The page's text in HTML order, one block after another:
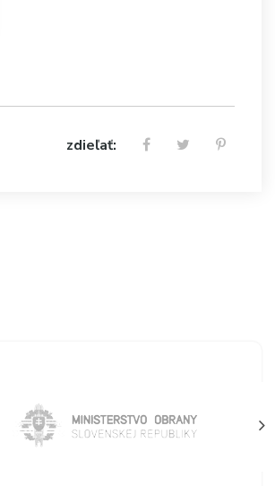
zdieľať: